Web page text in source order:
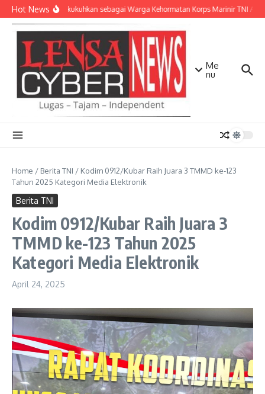
Lewati ke konten
Hot NewsKasad Dikukuhkan sebagai Warga Kehormatan Korps Marinir TNI AL
Me
nu
Home / Berita TNI / Kodim 0912/Kubar Raih Juara 3 TMMD ke-123
Tahun 2025 Kategori Media Elektronik
Berita TNI
Kodim 0912/Kubar Raih Juara 3
TMMD ke-123 Tahun 2025
Kategori Media Elektronik
April 24, 2025